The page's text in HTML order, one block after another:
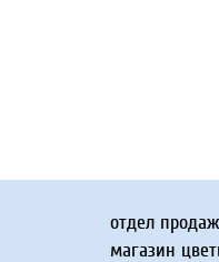
отдел продаж
магазин